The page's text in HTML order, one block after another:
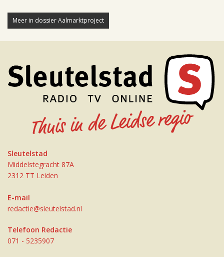
Meer in dossier Aalmarktproject
Sleutelstad
Middelstegracht 87A
2312 TT Leiden
E-mail
redactie@sleutelstad.nl
Telefoon Redactie
071 - 5235907